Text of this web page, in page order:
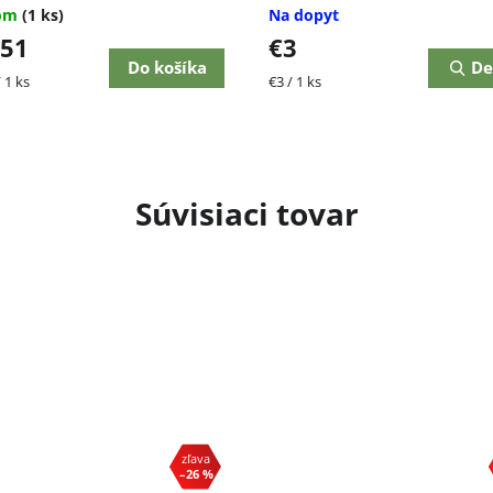
Súvisiaci tovar
–26 %
(1 ks)
1 ks
Do košíka
Na dopyt
€3
Jednotková
€3 / 1 ks